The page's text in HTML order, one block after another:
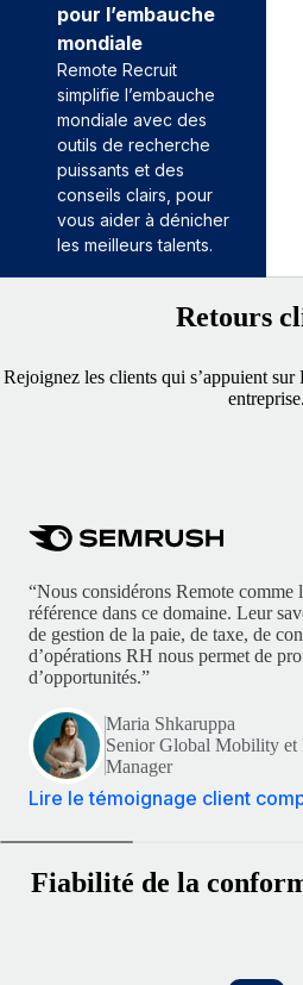
pour l’embauche
mondiale
Remote Recruit
simplifie l’embauche
mondiale avec des
outils de recherche
puissants et des
conseils clairs, pour
vous aider à dénicher
les meilleurs talents.
Retours
Rejoignez les clients qui s’appuient
entreprise.
“Nous considérons Remote comme
référence dans ce domaine. Leur
de gestion de la paie, de taxe, de
d’opérations RH nous permet de
d’opportunités.”
Maria Shkaruppa
Senior Global Mobility et
Manager
Lire le témoignage client
Fiabilité de la